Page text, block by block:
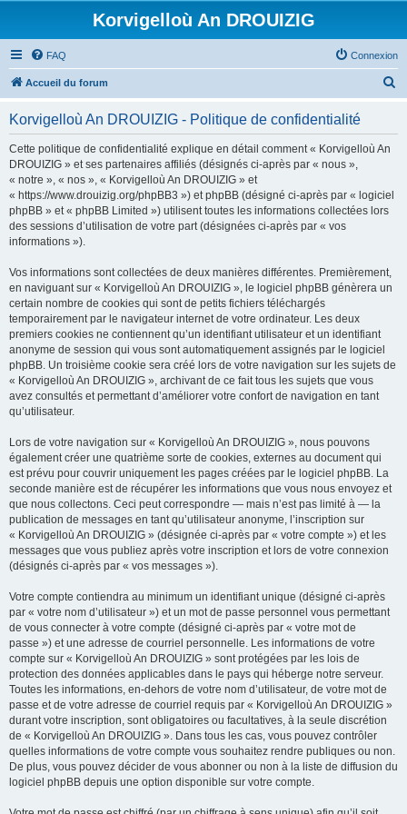
Korvigelloù An DROUIZIG
FAQ Connexion
Accueil du forum
Korvigelloù An DROUIZIG - Politique de confidentialité
Cette politique de confidentialité explique en détail comment « Korvigelloù An
DROUIZIG » et ses partenaires affiliés (désignés ci-après par « nous »,
« notre », « nos », « Korvigelloù An DROUIZIG » et
« https://www.drouizig.org/phpBB3 ») et phpBB (désigné ci-après par « logiciel
phpBB » et « phpBB Limited ») utilisent toutes les informations collectées lors
des sessions d’utilisation de votre part (désignées ci-après par « vos
informations »).
Vos informations sont collectées de deux manières différentes. Premièrement,
en naviguant sur « Korvigelloù An DROUIZIG », le logiciel phpBB génèrera un
certain nombre de cookies qui sont de petits fichiers téléchargés
temporairement par le navigateur internet de votre ordinateur. Les deux
premiers cookies ne contiennent qu’un identifiant utilisateur et un identifiant
anonyme de session qui vous sont automatiquement assignés par le logiciel
phpBB. Un troisième cookie sera créé lors de votre navigation sur les sujets de
« Korvigelloù An DROUIZIG », archivant de ce fait tous les sujets que vous
avez consultés et permettant d’améliorer votre confort de navigation en tant
qu’utilisateur.
Lors de votre navigation sur « Korvigelloù An DROUIZIG », nous pouvons
également créer une quatrième sorte de cookies, externes au document qui
est prévu pour couvrir uniquement les pages créées par le logiciel phpBB. La
seconde manière est de récupérer les informations que vous nous envoyez et
que nous collectons. Ceci peut correspondre — mais n’est pas limité à — la
publication de messages en tant qu’utilisateur anonyme, l’inscription sur
« Korvigelloù An DROUIZIG » (désignée ci-après par « votre compte ») et les
messages que vous publiez après votre inscription et lors de votre connexion
(désignés ci-après par « vos messages »).
Votre compte contiendra au minimum un identifiant unique (désigné ci-après
par « votre nom d’utilisateur ») et un mot de passe personnel vous permettant
de vous connecter à votre compte (désigné ci-après par « votre mot de
passe ») et une adresse de courriel personnelle. Les informations de votre
compte sur « Korvigelloù An DROUIZIG » sont protégées par les lois de
protection des données applicables dans le pays qui héberge notre serveur.
Toutes les informations, en-dehors de votre nom d’utilisateur, de votre mot de
passe et de votre adresse de courriel requis par « Korvigelloù An DROUIZIG »
durant votre inscription, sont obligatoires ou facultatives, à la seule discrétion
de « Korvigelloù An DROUIZIG ». Dans tous les cas, vous pouvez contrôler
quelles informations de votre compte vous souhaitez rendre publiques ou non.
De plus, vous pouvez décider de vous abonner ou non à la liste de diffusion du
logiciel phpBB depuis une option disponible sur votre compte.